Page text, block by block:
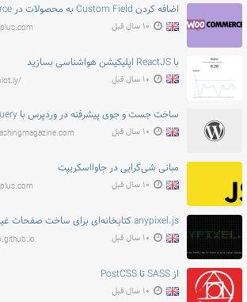
اضافه کردن Custom Field به محصولات در Woocommerce
۱۰ سال قبل
با ReactJS اپلیکیشن هواشناسی بسازید
۱۰ سال قبل
ساخت جست و جوی پیشرفته در وردپرس با WP_Query
۱۰ سال قبل
مبانی شی‌گرایی در جاوااسکریپت
۱۰ سال قبل
anypixel.js کتابخانه‌ای برای ساخت صفحات غیر معمول !
۱۰ سال قبل
از SASS تا PostCSS
۱۰ سال قبل